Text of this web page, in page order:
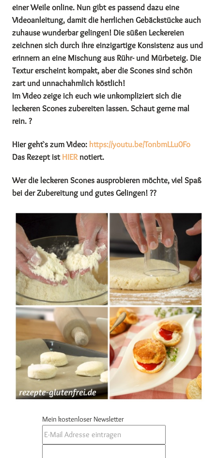
einer Weile online. Nun gibt es passend dazu eine
Videoanleitung, damit die herrlichen Gebäckstücke auch
zuhause wunderbar gelingen! Die süßen Leckereien
zeichnen sich durch ihre einzigartige Konsistenz aus und
erinnern an eine Mischung aus Rühr- und Mürbeteig. Die
Textur erscheint kompakt, aber die Scones sind schön
zart und unnachahmlich köstlich!
Im Video zeige ich euch wie unkompliziert sich die
leckeren Scones zubereiten lassen. Schaut gerne mal
rein. ?
Hier geht`s zum Video: https://youtu.be/TonbmLLu0Fo
Das Rezept ist HIERnotiert.
Wer die leckeren Scones ausprobieren möchte, viel Spaß
bei der Zubereitung und gutes Gelingen! ??
Mein kostenloser Newsletter